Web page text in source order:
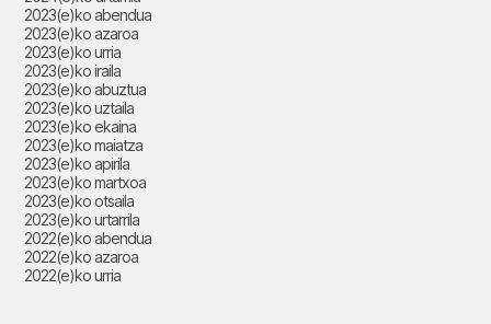
2023(e)ko abendua
2023(e)ko azaroa
2023(e)ko urria
2023(e)ko iraila
2023(e)ko abuztua
2023(e)ko uztaila
2023(e)ko ekaina
2023(e)ko maiatza
2023(e)ko apirila
2023(e)ko martxoa
2023(e)ko otsaila
2023(e)ko urtarrila
2022(e)ko abendua
2022(e)ko azaroa
2022(e)ko urria